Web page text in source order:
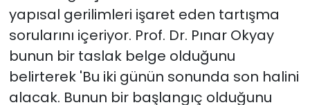
yapısal gerilimleri işaret eden tartışma
sorularını içeriyor. Prof. Dr. Pınar Okyay
bunun bir taslak belge olduğunu
belirterek 'Bu iki günün sonunda son halini
alacak. Bunun bir başlangıç olduğunu